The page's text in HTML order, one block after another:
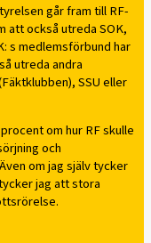
går fram till RF-
att också utreda SOK,
s medlemsförbund har
utreda andra
SSU eller
om hur RF skulle
och
om jag själv tycker
jag att stora